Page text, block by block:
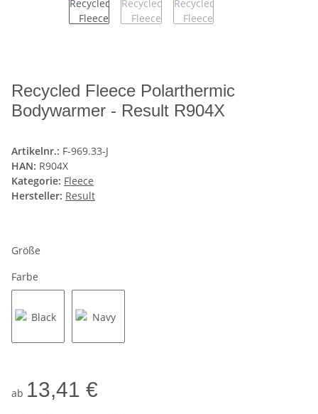
Recycled Fleece Polarthermic
Bodywarmer - Result R904X
Artikelnr.: F-969.33-J
HAN: R904X
Kategorie: Fleece
Hersteller: Result
Größe
Farbe
ab 13,41 €